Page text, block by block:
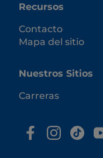
Recursos
Contacto
Mapa del sitio
Nuestros Sitios
Carreras